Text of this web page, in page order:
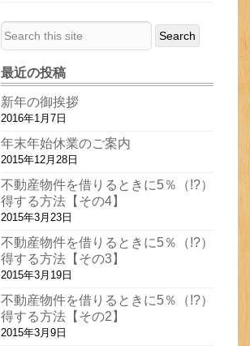
最近の投稿
新年の御挨拶
2016年1月7日
年末年始休業のご案内
2015年12月28日
不動産物件を借りるときに5％（!?）
得する方法【その4】
2015年3月23日
不動産物件を借りるときに5％（!?）
得する方法【その3】
2015年3月19日
不動産物件を借りるときに5％（!?）
得する方法【その2】
2015年3月9日